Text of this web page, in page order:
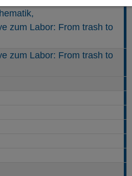
zum Labor: From trash to
zum Labor: From trash to
Cookies zur Session-
und für die generelle
der Seite (immer
MEDIEN
Erfassung von